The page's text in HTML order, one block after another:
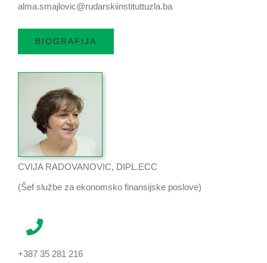
alma.smajlovic@rudarskiinstituttuzla.ba
BIOGRAFIJA
CVIJA RADOVANOVIC, DIPL.ECC
(Šef službe za ekonomsko finansijske poslove)
+387 35 281 216